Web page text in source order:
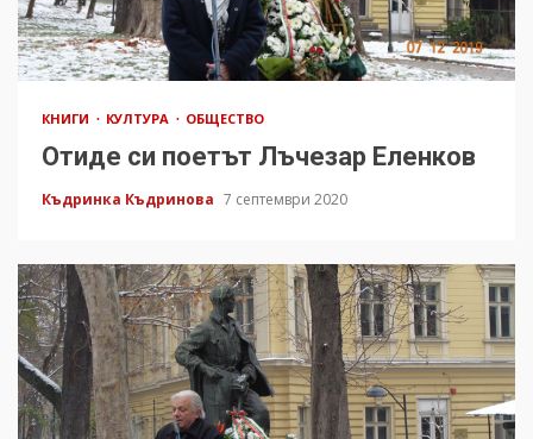
КНИГИ КУЛТУРА ОБЩЕСТВО
Отиде си поетът Лъчезар Еленков
Къдринка Къдринова 7 септември 2020